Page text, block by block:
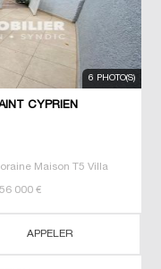
6 PHOTO(S)
CYPRIEN
Maison T5 Villa
000 €
APPELER